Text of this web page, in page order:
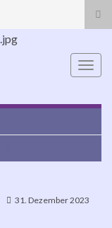
31. Dezember 2023